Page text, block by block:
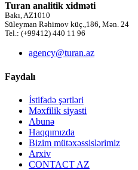
Turan analitik xidməti
Bakı, AZ1010
Süleyman Rəhimov küç.,186, Mən. 24
Tel.: (+99412) 440 11 96
agency@turan.az
Faydalı
İstifadə şərtləri
Məxfilik siyasti
Abunə
Haqqımızda
Bizim mütəxəssislərimiz
Arxiv
CONTACT AZ